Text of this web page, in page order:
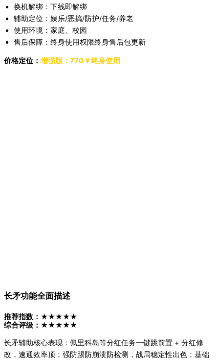
换机解绑：下线即解绑
辅助定位：娱乐/恶搞/防护/任务/养老
使用环境：家庭、校园
售后保障：终身使用权限终身售后包更新
价格定位：增强版：770￥终身使用
长矛功能全面描述
推荐指数：★★★★★
综合评级：★★★★★
长矛辅助核心表现：佩里科岛等分红任务一键跳前置 + 分红修
改，速通效率顶；强防踢防崩溃防检测，战局稳定性出色；基础